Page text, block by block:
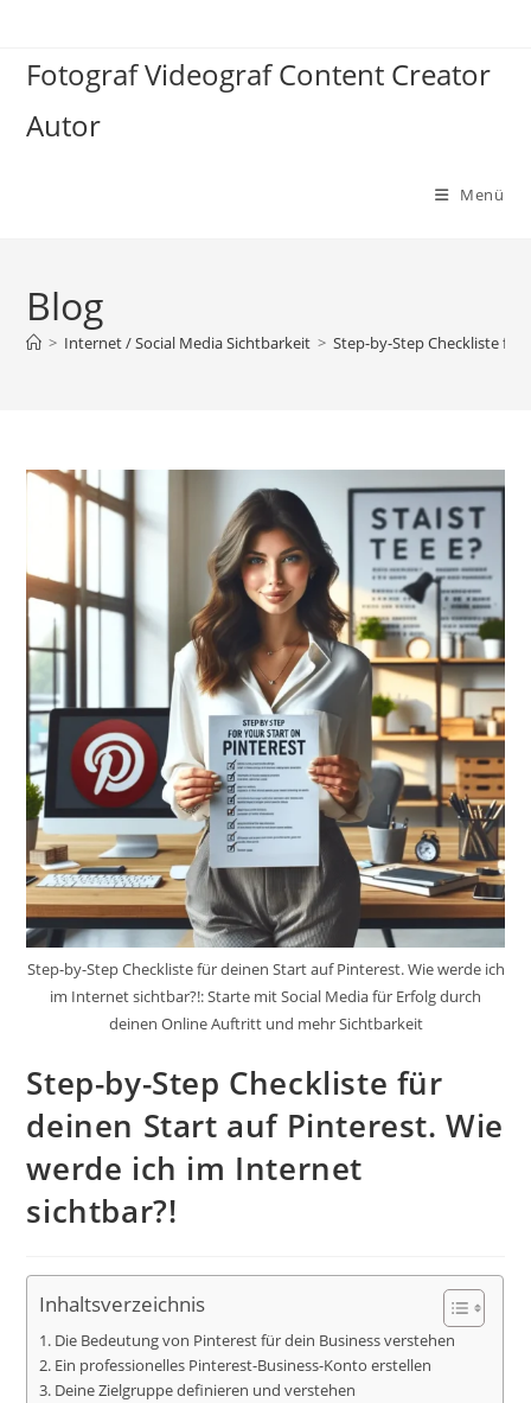
springen
Fotograf Videograf Content Creator
Autor
Menü
Blog
> Internet / Social Media Sichtbarkeit > Step-by-Step Checkliste
Step-by-Step Checkliste für deinen Start auf Pinterest. Wie werde ich
im Internet sichtbar?!: Starte mit Social Media für Erfolg durch
deinen Online Auftritt und mehr Sichtbarkeit
Step-by-Step Checkliste für
deinen Start auf Pinterest. Wie
werde ich im Internet
sichtbar?!
Inhaltsverzeichnis
1. Die Bedeutung von Pinterest für dein Business verstehen
2. Ein professionelles Pinterest-Business-Konto erstellen
3. Deine Zielgruppe definieren und verstehen